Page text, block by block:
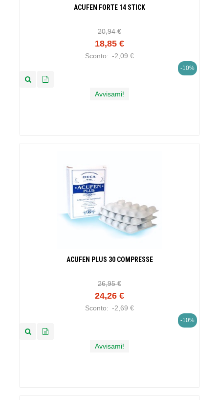
ACUFEN FORTE 14 STICK
20,94 €
18,85 €
Sconto: -2,09 €
-10%
Avvisami!
ACUFEN PLUS 30 COMPRESSE
26,95 €
24,26 €
Sconto: -2,69 €
-10%
Avvisami!